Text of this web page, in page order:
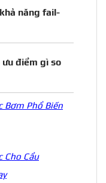
năng fail-
ưu điểm gì so
Bơm Phổ Biến
Cho Cẩu